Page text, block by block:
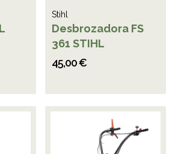
Stihl
Desbrozadora FS
361 STIHL
45,00 €